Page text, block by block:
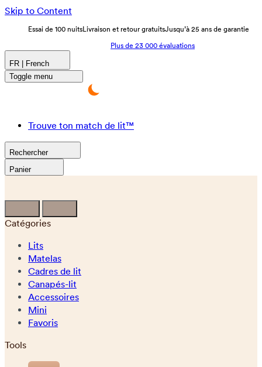
Skip to Content
Essai de 100 nuitsLivraison et retour gratuitsJusqu’à 25 ans de garantie
Plus de 23 000 évaluations
FR | French
Toggle menu
Trouve ton match de lit™
Rechercher
Panier
Catégories
Lits
Matelas
Cadres de lit
Canapés-lit
Accessoires
Mini
Favoris
Tools